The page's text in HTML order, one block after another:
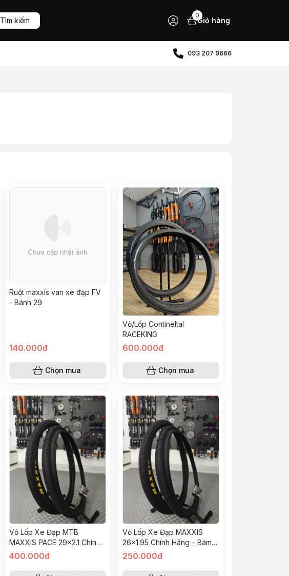
Tìm kiếm
0
Giỏ hàng
093 207 9666
Ruột maxxis van xe đạp FV
- Bánh 29
140.000đ
Chọn mua
Vỏ/Lốp Contineltal
RACEKING
600.000đ
Chọn mua
Vỏ Lốp Xe Đạp MTB
MAXXIS PACE 29x2.1 Chính
Hãng – Gai Nhỏ Tốc Độ,
400.000đ
Vỏ Lốp Xe Đạp MAXXIS
26x1.95 Chính Hãng – Bám
Đường Tốt, Chống Mài Mòn,
250.000đ